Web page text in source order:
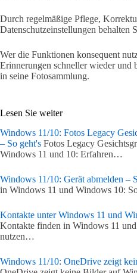
Durch regelmäßige Pflege,
Datenschutzeinstellungen behalten
Wer die Funktionen konsequent
Erinnerungen schneller wieder und
in seine Fotosammlung.
Lesen Sie weiter
Windows 11/10: Fotos Legacy
– So geht's Fotos Legacy
Windows 11 und 10: Erfahren…
Windows 11/10: Gerät abmelden –
in Windows 11 und Windows 10:
Kontakte unter Windows 11 und
Kontakte finden in Windows 11
nutzen…
Windows 11/10: OneDrive zeigt